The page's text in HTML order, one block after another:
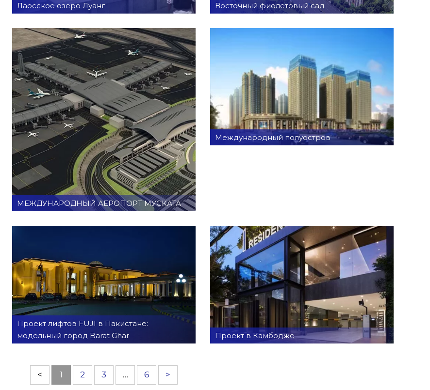
Лаосское озеро Луанг Восточный фиолетовый сад
МЕЖДУНАРОДНЫЙ АЕРОПОРТ МУСКАТА
Международный полуостров
Проект лифтов FUJI в Пакистане:
модельный город Barat Ghar
Проект в Камбодже
< 1 2 3 … 6 >